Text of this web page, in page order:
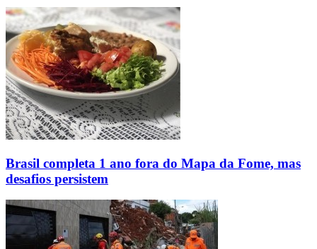
Brasil completa 1 ano fora do Mapa da Fome, mas
desafios persistem